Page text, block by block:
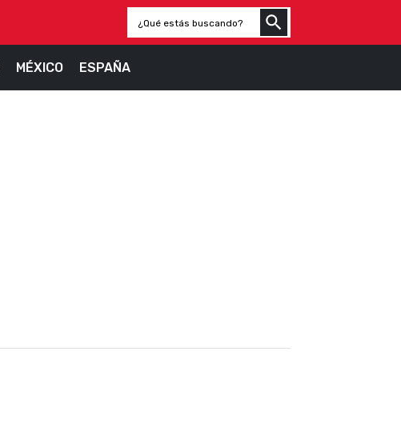
MÉXICO ESPAÑA